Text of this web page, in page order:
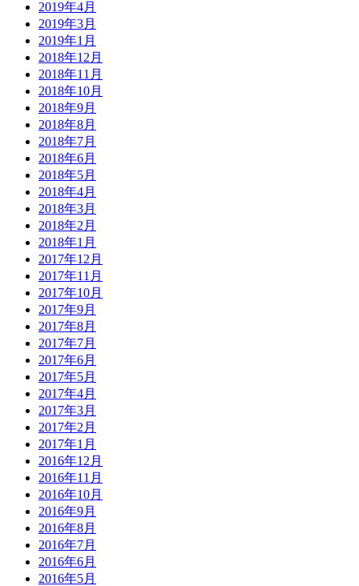
2019年4月
2019年3月
2019年1月
2018年12月
2018年11月
2018年10月
2018年9月
2018年8月
2018年7月
2018年6月
2018年5月
2018年4月
2018年3月
2018年2月
2018年1月
2017年12月
2017年11月
2017年10月
2017年9月
2017年8月
2017年7月
2017年6月
2017年5月
2017年4月
2017年3月
2017年2月
2017年1月
2016年12月
2016年11月
2016年10月
2016年9月
2016年8月
2016年7月
2016年6月
2016年5月